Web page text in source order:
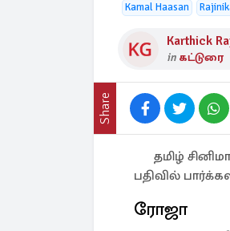
Kamal Haasan
Karthick
in கட்டுரை
Share
தமிழ்
பதிவில்
ரோஜா